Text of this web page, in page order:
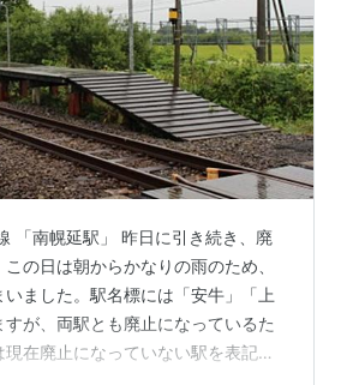
「南幌延駅」 昨日に引き続き、廃
の日は朝からかなりの雨のため、
ました。駅名標には「安牛」「上
が、両駅とも廃止になっているた
在廃止になっていない駅を表記し